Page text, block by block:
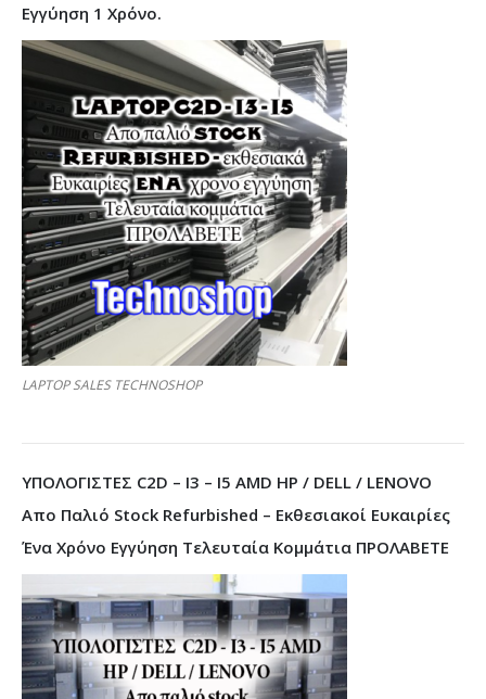
Εγγύηση 1 Χρόνο.
LAPTOP SALES TECHNOSHOP
ΥΠΟΛΟΓΙΣΤΕΣ C2D – I3 – I5 AMD HP / DELL / LENOVO
Απο Παλιό Stock Refurbished – Εκθεσιακοί Ευκαιρίες
Ένα Χρόνο Εγγύηση Τελευταία Κομμάτια ΠΡΟΛΑΒΕΤΕ